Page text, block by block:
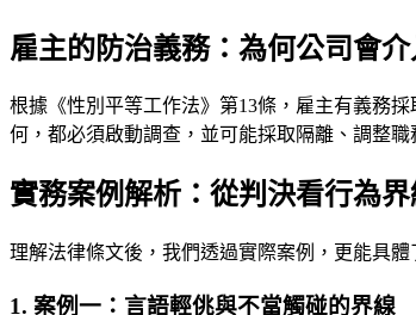
雇主的防治義務：為何公司會介
根據《性別平等工作法》第13條，雇主有義務
何，都必須啟動調查，並可能採取隔離、調整
實務案例解析：從判決看行為界
理解法律條文後，我們透過實際案例，更能具
1. 案例一：言語輕佻與不當觸碰的界線